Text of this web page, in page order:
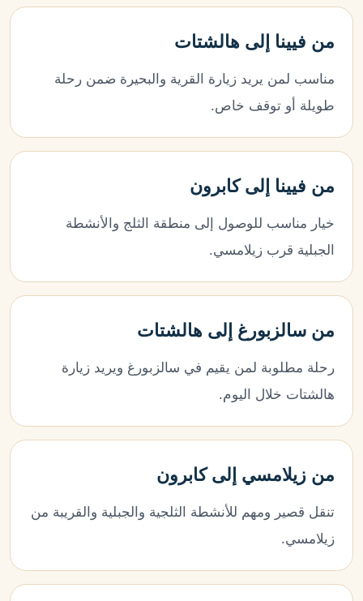
من فيينا إلى هالشتات
مناسب لمن يريد زيارة القرية والبحيرة ضمن رحلة
طويلة أو توقف خاص.
من فيينا إلى كابرون
خيار مناسب للوصول إلى منطقة الثلج والأنشطة
الجبلية قرب زيلامسي.
من سالزبورغ إلى هالشتات
رحلة مطلوبة لمن يقيم في سالزبورغ ويريد زيارة
هالشتات خلال اليوم.
من زيلامسي إلى كابرون
تنقل قصير ومهم للأنشطة الثلجية والجبلية والقريبة من
زيلامسي.